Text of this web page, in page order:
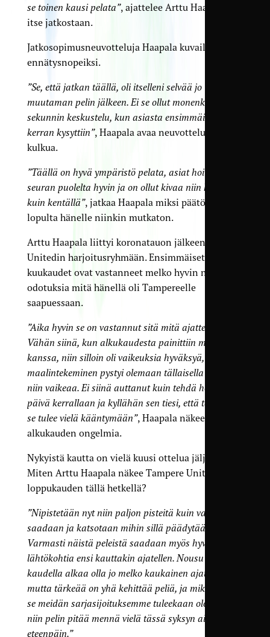
se toinen kausi pelata”, ajattelee Arttu Haapala
itse jatkostaan.
Jatkosopimusneuvotteluja Haapala kuvailee
ennätysnopeiksi.
”Se, että jatkan täällä, oli itselleni selvää jo
muutaman pelin jälkeen. Ei se ollut monenkaan
sekunnin keskustelu, kun asiasta ensimmäisen
kerran kysyttiin”, Haapala avaa neuvottelujen
kulkua.
”Täällä on hyvä ympäristö pelata, asiat hoituvat
seuran puolelta hyvin ja on ollut kivaa niin kopissa
kuin kentällä”, jatkaa Haapala miksi päätös oli
lopulta hänelle niinkin mutkaton.
Arttu Haapala liittyi koronatauon jälkeen
Unitedin harjoitusryhmään. Ensimmäiset
kuukaudet ovat vastanneet melko hyvin niitä
odotuksia mitä hänellä oli Tampereelle
saapuessaan.
”Aika hyvin se on vastannut sitä mitä ajattelin.
Vähän siinä, kun alkukaudesta painittiin maaliteon
kanssa, niin silloin oli vaikeuksia hyväksyä, että se
maalintekeminen pystyi olemaan tällaisella jengillä
niin vaikeaa. Ei siinä auttanut kuin tehdä hommia
päivä kerrallaan ja kyllähän sen tiesi, että totta kai
se tulee vielä kääntymään”, Haapala näkee
alkukauden ongelmia.
Nykyistä kautta on vielä kuusi ottelua jäljellä.
Miten Arttu Haapala näkee Tampere Unitedin
loppukauden tällä hetkellä?
”Nipistetään nyt niin paljon pisteitä kuin vain ikinä
saadaan ja katsotaan mihin sillä päädytään.
Varmasti näistä peleistä saadaan myös hyviä
lähtökohtia ensi kauttakin ajatellen. Nousu tällä
kaudella alkaa olla jo melko kaukainen ajatus,
mutta tärkeää on yhä kehittää peliä, ja mikä ikinä
se meidän sarjasijoituksemme tuleekaan olemaan,
niin pelin pitää mennä vielä tässä syksyn aikana
eteenpäin.”